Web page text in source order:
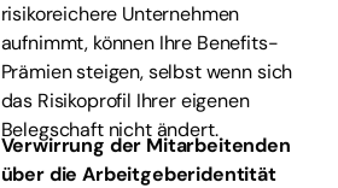
risikoreichere Unternehmen
aufnimmt, können Ihre Benefits-
Prämien steigen, selbst wenn sich
das Risikoprofil Ihrer eigenen
Belegschaft nicht ändert.
Verwirrung der Mitarbeitenden
über die Arbeitgeberidentität